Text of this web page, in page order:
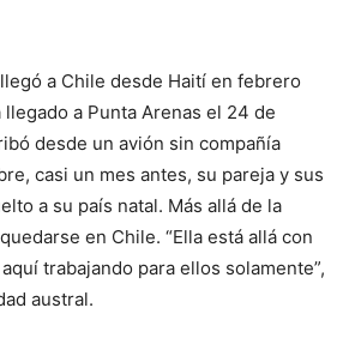
a Chile desde Haití en febrero
llegado a Punta Arenas el 24 de
desde un avión sin compañía
casi un mes antes, su pareja y sus
a su país natal. Más allá de la
en Chile. “Ella está allá con
trabajando para ellos solamente”,
austral.